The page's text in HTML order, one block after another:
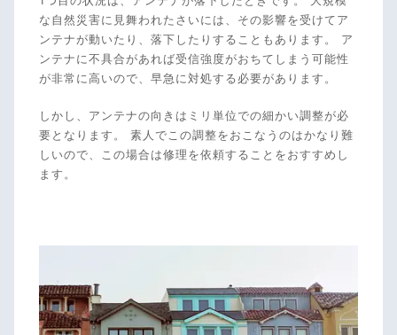
な自然災害に見舞われたさいには、その影響を受けてア
ンテナが動いたり、落下したりすることもあります。 ア
ンテナに不具合があれば受信強度がおちてしまう可能性
が非常に高いので、早急に対処する必要があります。
しかし、アンテナの向きはミリ単位での細かい調整が必
要となります。 素人でこの調整をおこなうのはかなり難
しいので、この場合は修理を依頼することをおすすめし
ます。